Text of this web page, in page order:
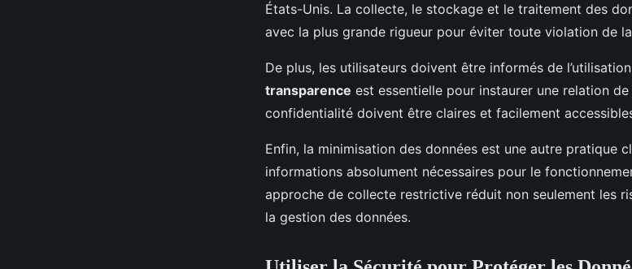
États-Unis. La collecte, le stockage et le traitement des
avec la plus grande rigueur pour éviter toute violation de la
De plus, les utilisateurs doivent être informés de
transparence est essentielle pour instaurer une relation
confidentialité doivent être claires et facilement
Enfin, la minimisation des données est une autre pratique
informations absolument nécessaires pour le
approche de collecte restrictive réduit non seulement les
la gestion des données.